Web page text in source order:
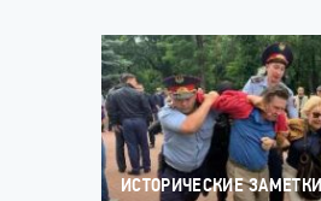
ИСТОРИЧЕСКИЕ ЗАМЕТКИ